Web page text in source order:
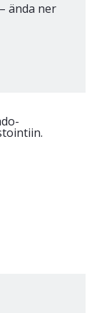
ända ner